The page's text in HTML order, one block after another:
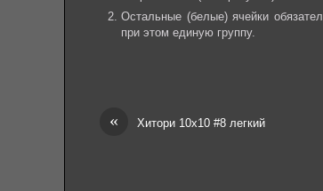
Остальные (белые) ячейки
при этом единую группу.
« Хитори 10х10 #8 легкий